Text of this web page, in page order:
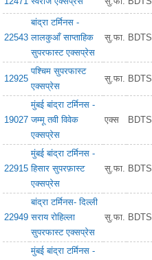
22543
बांद्रा टर्मिनस -
लालकुआँ साप्ताहिक
सुपरफास्ट एक्सप्रेस
सु.फा. BDTS
12925
पश्चिम सुपरफास्ट
एक्सप्रेस
सु.फा. BDTS
19027
मुंबई बांद्रा टर्मिनस -
जम्मू तवी विवेक
एक्सप्रेस
एक्स BDTS
22915
मुंबई बांद्रा टर्मिनस -
हिसार सुपरफ़ास्ट
एक्सप्रेस
सु.फा. BDTS
22949
बांद्रा टर्मिनस- दिल्ली
सराय रोहिल्ला
सुपरफास्ट एक्सप्रेस
सु.फा. BDTS
मुंबई बांद्रा टर्मिनस -